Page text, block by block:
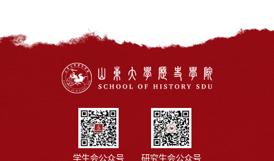
学生会公众号 研究生会公众号